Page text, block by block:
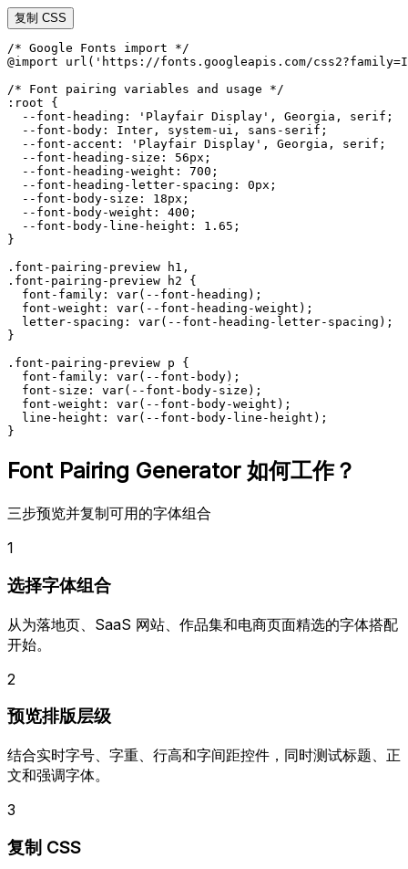
复制 CSS
/* Google Fonts import */
@import url('https://fonts.googleapis.com/
/* Font pairing variables and usage */
:root {
  --font-heading: 'Playfair Display', Georgia, serif;
  --font-body: Inter, system-ui, sans-serif;
  --font-accent: 'Playfair Display', Georgia, serif;
  --font-heading-size: 56px;
  --font-heading-weight: 700;
  --font-heading-letter-spacing: 0px;
  --font-body-size: 18px;
  --font-body-weight: 400;
  --font-body-line-height: 1.65;
}
.font-pairing-preview h1,
.font-pairing-preview h2 {
  font-family: var(--font-heading);
  font-weight: var(--font-heading-weight);
  letter-spacing: var(--font-heading-letter-spacing);
}
.font-pairing-preview p {
  font-family: var(--font-body);
  font-size: var(--font-body-size);
  font-weight: var(--font-body-weight);
  line-height: var(--font-body-line-height);
}
Font Pairing Generator 如何工作？
三步预览并复制可用的字体组合
1
选择字体组合
从为落地页、SaaS 网站、作品集和电商页面精选的字体搭配
开始。
2
预览排版层级
结合实时字号、字重、行高和字间距控件，同时测试标题、正
文和强调字体。
3
复制 CSS